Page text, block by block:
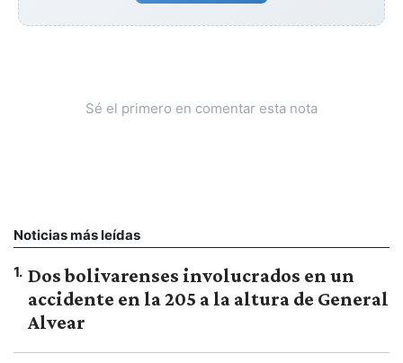
Sé el primero en comentar esta nota
Noticias más leídas
1. Dos bolivarenses involucrados en un
accidente en la 205 a la altura de General
Alvear